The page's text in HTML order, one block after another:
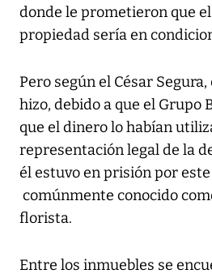
donde le prometieron que
propiedad sería en
Pero según el César Segura,
hizo, debido a que el Grupo
que el dinero lo habían
representación legal de la
él estuvo en prisión por
comúnmente conocido
florista.
Entre los inmuebles se